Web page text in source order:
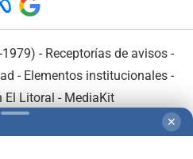
- Receptorías de avisos -
- Elementos institucionales-
El Litoral - MediaKit
✕